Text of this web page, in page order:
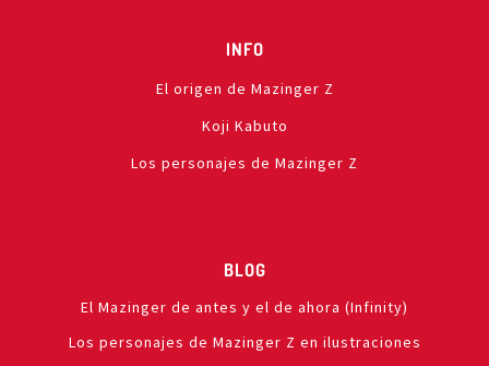
INFO
El origen de Mazinger Z
Koji Kabuto
Los personajes de Mazinger Z
BLOG
El Mazinger de antes y el de ahora (Infinity)
Los personajes de Mazinger Z en ilustraciones